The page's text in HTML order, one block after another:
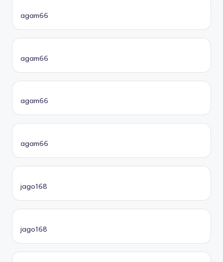
agam66
agam66
agam66
agam66
jago168
jago168